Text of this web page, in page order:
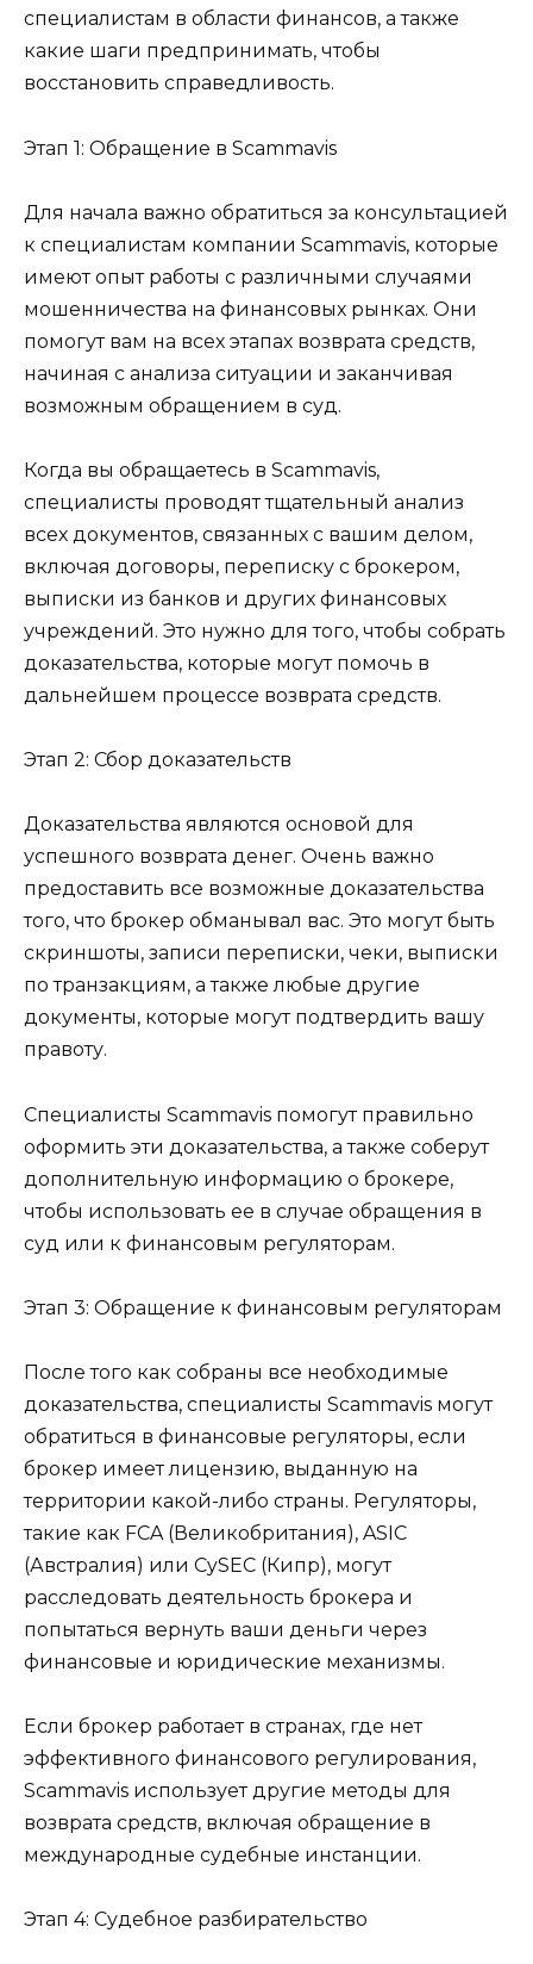
специалистам в области финансов, а также
какие шаги предпринимать, чтобы
восстановить справедливость.
Этап 1: Обращение в Scammavis
Для начала важно обратиться за консультацией
к специалистам компании Scammavis, которые
имеют опыт работы с различными случаями
мошенничества на финансовых рынках. Они
помогут вам на всех этапах возврата средств,
начиная с анализа ситуации и заканчивая
возможным обращением в суд.
Когда вы обращаетесь в Scammavis,
специалисты проводят тщательный анализ
всех документов, связанных с вашим делом,
включая договоры, переписку с брокером,
выписки из банков и других финансовых
учреждений. Это нужно для того, чтобы собрать
доказательства, которые могут помочь в
дальнейшем процессе возврата средств.
Этап 2: Сбор доказательств
Доказательства являются основой для
успешного возврата денег. Очень важно
предоставить все возможные доказательства
того, что брокер обманывал вас. Это могут быть
скриншоты, записи переписки, чеки, выписки
по транзакциям, а также любые другие
документы, которые могут подтвердить вашу
правоту.
Специалисты Scammavis помогут правильно
оформить эти доказательства, а также соберут
дополнительную информацию о брокере,
чтобы использовать ее в случае обращения в
суд или к финансовым регуляторам.
Этап 3: Обращение к финансовым регуляторам
После того как собраны все необходимые
доказательства, специалисты Scammavis могут
обратиться в финансовые регуляторы, если
брокер имеет лицензию, выданную на
территории какой-либо страны. Регуляторы,
такие как FCA (Великобритания), ASIC
(Австралия) или CySEC (Кипр), могут
расследовать деятельность брокера и
попытаться вернуть ваши деньги через
финансовые и юридические механизмы.
Если брокер работает в странах, где нет
эффективного финансового регулирования,
Scammavis использует другие методы для
возврата средств, включая обращение в
международные судебные инстанции.
Этап 4: Судебное разбирательство